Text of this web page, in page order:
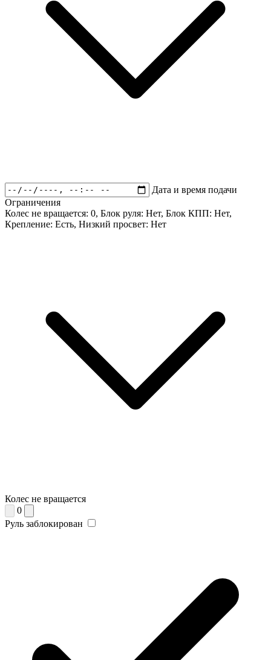
Дата и время подачи
Ограничения
Колес не вращается: 0, Блок руля: Нет, Блок КПП: Нет,
Крепление: Есть, Низкий просвет: Нет
Колес не вращается
0
Руль заблокирован